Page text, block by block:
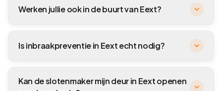
Werken jullie ook in de buurt van Eext?
Is inbraakpreventie in Eext echt nodig?
Kan de slotenmaker mijn deur in Eext openen